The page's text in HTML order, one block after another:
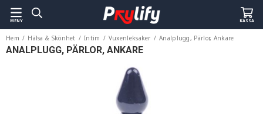
MENY KASSA
Hem / Hälsa & Skönhet / Intim / Vuxenleksaker / Analplugg, Pärlor, Ankare
ANALPLUGG, PÄRLOR, ANKARE